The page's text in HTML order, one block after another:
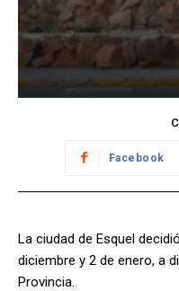
Facebook
La ciudad de Esquel
diciembre y 2 de enero, a
Provincia.